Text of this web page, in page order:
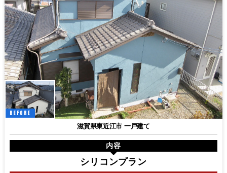
BEFORE
滋賀県東近江市 一戸建て
内容
シリコンプラン